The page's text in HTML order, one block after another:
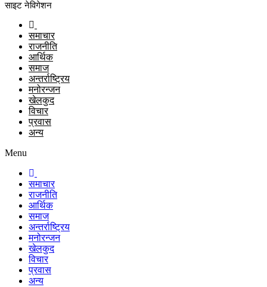
साइट नेविगेशन
समाचार
राजनीति
आर्थिक
समाज
अन्तर्राष्ट्रिय
मनोरन्जन
खेलकुद
विचार
प्रवास
अन्य
Menu
समाचार
राजनीति
आर्थिक
समाज
अन्तर्राष्ट्रिय
मनोरन्जन
खेलकुद
विचार
प्रवास
अन्य